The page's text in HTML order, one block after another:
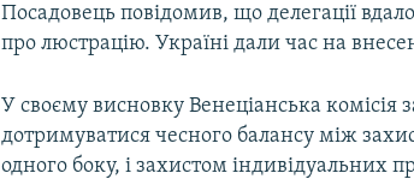
Посадовець повідомив, що делегації
про люстрацію. Україні дали час на
У своєму висновку Венеціанська комісія
дотримуватися чесного балансу між
одного боку, і захистом індивідуальних